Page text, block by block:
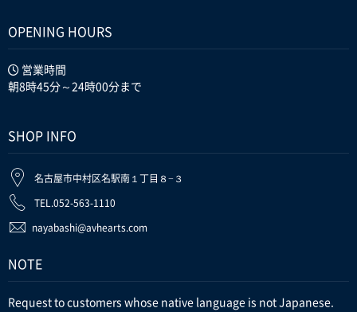
OPENING HOURS
営業時間
朝8時45分～24時00分まで
SHOP INFO
名古屋市中村区名駅南１丁目８−３
TEL.052-563-1110
nayabashi@avhearts.com
NOTE
Request to customers whose native language is not Japanese.